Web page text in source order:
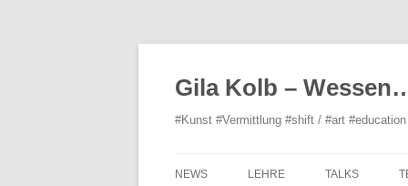
Gila Kolb –
#Kunst #Vermittlung #shift / #art
NEWS LEHRE TALKS